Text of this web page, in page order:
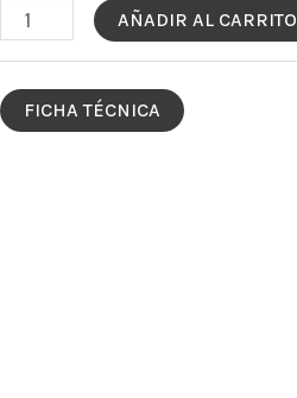
BATERÍA
T-
875
AÑADIR AL CARRITO
FICHA TÉCNICA